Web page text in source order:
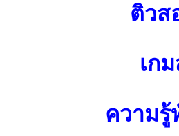
ติวส
เก
ความรู้